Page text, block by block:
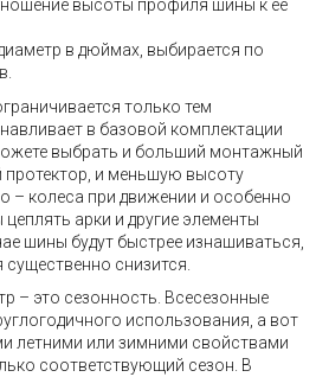
высоты профиля шины к ее
в дюймах, выбирается по
только тем
в базовой комплектации
выбрать и больший монтажный
протектор, и меньшую высоту
– колеса при движении и особенно
арки и другие элементы
шины будут быстрее изнашиваться,
снизится.
– это сезонность. Всесезонные
использования, а вот
летними или зимними свойствами
соответствующий сезон. В